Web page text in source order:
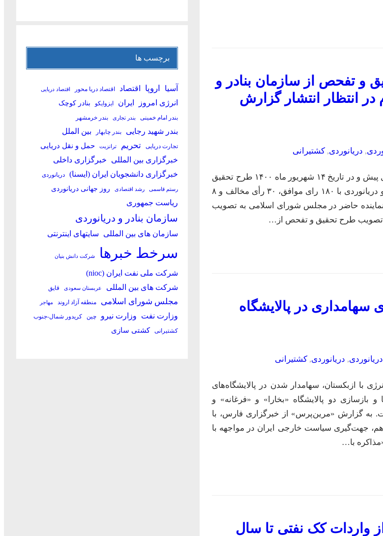
و تفحص از سازمان بنادر و
در انتظار انتشار گزارش
, دریانوردی, کشتیرانی
مرین‌پرس بیش از یک سال پیش و در تاریخ ۱۴ شهریور ماه ۱۴۰۰ طرح تحقیق
و تفحص از سازمان بنادر و دریانوردی با ۱۸۰ رای موافق، ۳۰ رأی مخالف و ۸
ممتنع از مجموع ۲۳۶ نماینده حاضر در مجلس شورای اسلامی به تصویب
تصویب طرح تحقیق و تفحص از…
سهامداری در پالایشگاه
, دریانوردی, کشتیرانی
با ازبکستان، سهامدار شدن در پالایشگاه‌های
بازسازی دو پالایشگاه «بخارا» و «فرغانه» و
به گزارش «مرین‌پرس» از خبرگزاری فارس، با
جهت‌گیری سیاست خارجی ایران در مواجهه با
با…
واردات کک نفتی تا سال
برچسب ها
آسیا اروپا اقتصاد اقتصاد دریا محور اقتصاد دریایی
انرژی امروز ایران ایزوایکو بنادر کوچک
بندر امام خمینی بندر تجاری بندر خرمشهر
بندر شهید رجایی بندر چابهار بین الملل
تجارت دریایی تحریم ترانزیت حمل و نقل دریایی
خبرگزاری بین المللی خبرگزاری داخلی
خبرگزاری دانشجویان ایران (ایسنا)
دریانوردی
رستم قاسمی رشد اقتصادی روز جهانی دریانوردی
ریاست جمهوری
سازمان بنادر و دریانوردی
سازمان های بین المللی سایتهای اینترنتی
سرخط خبرها شرکت دانش بنیان
شرکت ملی نفت ایران (nioc)
شرکت های بین المللی
عربستان سعودی قایق
مجلس شورای اسلامی منطقه آزاد اروند مهاجر
وزارت نفت وزارت نیرو چین کریدور شمال-جنوب
کشتیرانی کشتی سازی